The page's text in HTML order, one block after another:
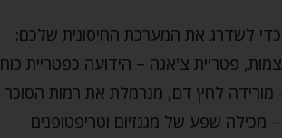
לשדרג את המערכת החיסונית שלכם:
פטריית צ'אגה – הידועה כפטריית כוח
מורידה לחץ דם, מנרמלת את רמות הסוכר
– מכילה שפע של מגנזיום וטריפטופנים